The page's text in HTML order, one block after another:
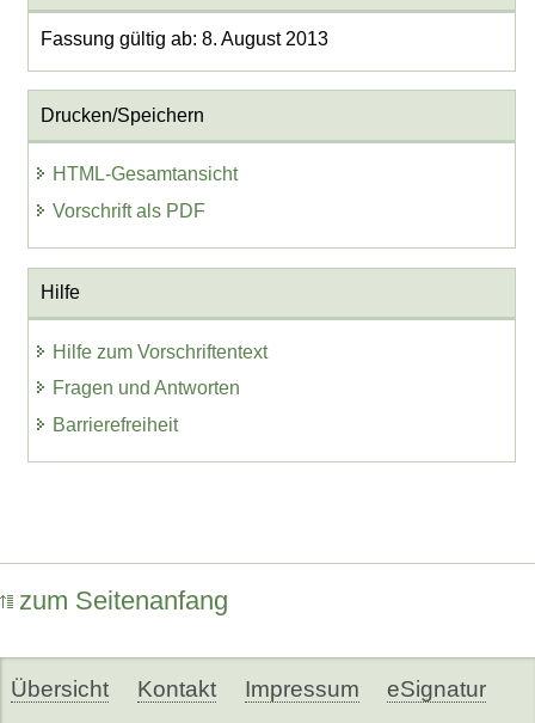
Fassung gültig ab: 8. August 2013
Drucken/Speichern
HTML-Gesamtansicht
Vorschrift als PDF
Hilfe
Hilfe zum Vorschriftentext
Fragen und Antworten
Barrierefreiheit
zum Seitenanfang
Übersicht Kontakt Impressum eSignatur